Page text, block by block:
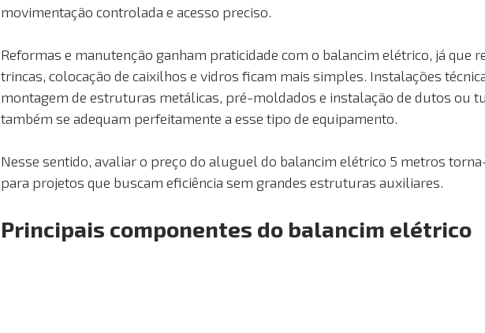
movimentação controlada e acesso preciso.
Reformas e manutenção ganham praticidade com o balancim elétrico, já que
trincas, colocação de caixilhos e vidros ficam mais simples. Instalações
montagem de estruturas metálicas, pré-moldados e instalação de dutos ou
também se adequam perfeitamente a esse tipo de equipamento.
Nesse sentido, avaliar o preço do aluguel do balancim elétrico 5 metros
para projetos que buscam eficiência sem grandes estruturas auxiliares.
Principais componentes do balancim elétrico